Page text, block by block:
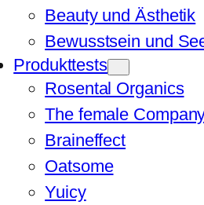
Beauty und Ästhetik
Bewusstsein und
Produkttests
Rosental Organics
The female
Braineffect
Oatsome
Yuicy